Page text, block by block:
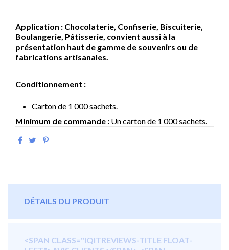
Application : Chocolaterie, Confiserie, Biscuiterie,
Boulangerie, Pâtisserie, convient aussi à la
présentation haut de gamme de souvenirs ou de
fabrications artisanales.
Conditionnement :
Carton de 1 000 sachets.
Minimum de commande : Un carton de 1 000 sachets.
DÉTAILS DU PRODUIT
<SPAN CLASS="IQITREVIEWS-TITLE FLOAT-